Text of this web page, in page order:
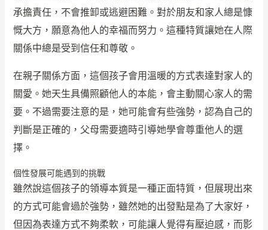
承擔責任，不會推卸或逃避困難。對於朋友和家人總是慷
慨大方，願意為他人的幸福而努力。這種特質讓她在人際
關係中總是受到信任和尊敬。
在親子關係方面，這個孩子會用溫暖的方式表達對家人的
關愛。她天生具備照顧他人的本能，會主動關心家人的需
要。不過需要注意的是，她可能會有些強勢，認為自己的
判斷是正確的，父母需要適時引導她學會尊重他人的選
擇。
個性發展可能遇到的挑戰
雖然說這個孩子的領導本質是一種正面特質，但展現出來
的方式可能會過於強勢，雖然她的出發點是為了大家好，
但因為表達方式不夠柔軟，可能讓人覺得有壓迫感，而影